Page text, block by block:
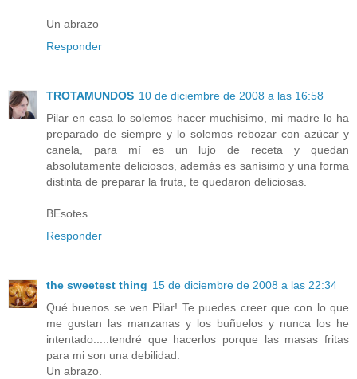
Un abrazo
Responder
TROTAMUNDOS 10 de diciembre de 2008 a las 16:58
Pilar en casa lo solemos hacer muchisimo, mi madre lo ha
preparado de siempre y lo solemos rebozar con azúcar y
canela, para mí es un lujo de receta y quedan
absolutamente deliciosos, además es sanísimo y una forma
distinta de preparar la fruta, te quedaron deliciosas.
BEsotes
Responder
the sweetest thing 15 de diciembre de 2008 a las 22:34
Qué buenos se ven Pilar! Te puedes creer que con lo que
me gustan las manzanas y los buñuelos y nunca los he
intentado.....tendré que hacerlos porque las masas fritas
para mi son una debilidad.
Un abrazo.